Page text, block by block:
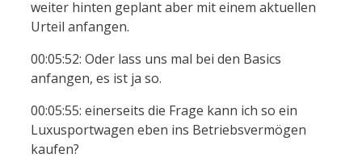
weiter hinten geplant aber mit einem aktuellen
Urteil anfangen.
00:05:52: Oder lass uns mal bei den Basics
anfangen, es ist ja so.
00:05:55: einerseits die Frage kann ich so ein
Luxusportwagen eben ins Betriebsvermögen
kaufen?